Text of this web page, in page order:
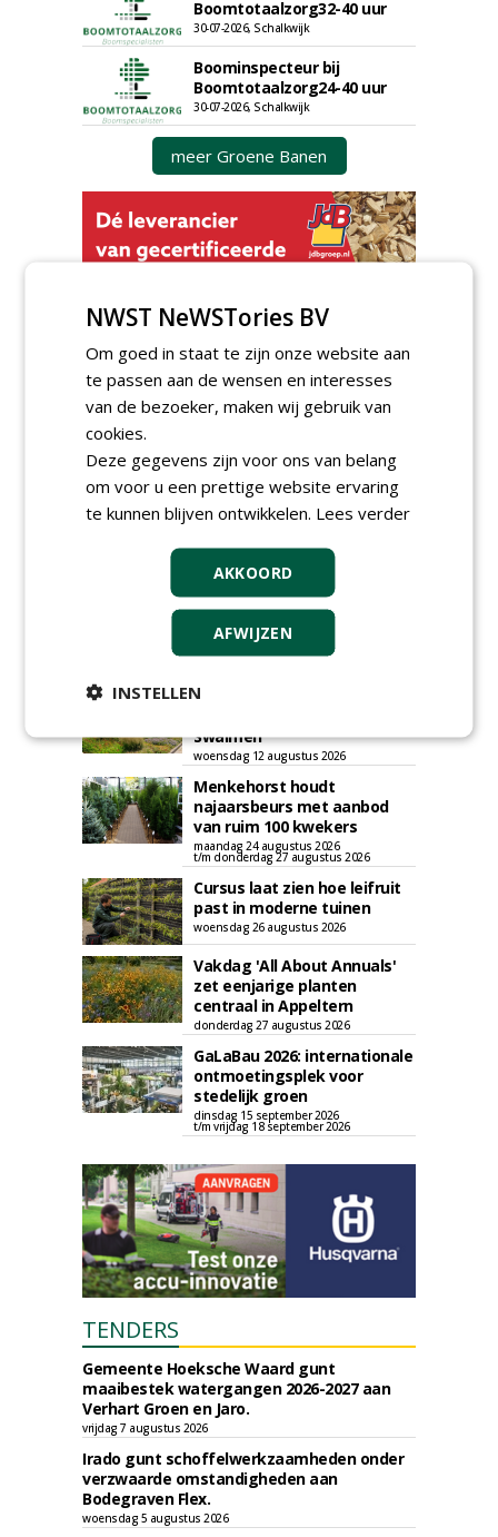
Boomtotaalzorg32-40 uur
30-07-2026, Schalkwijk
Boominspecteur bij
Boomtotaalzorg24-40 uur
30-07-2026, Schalkwijk
meer Groene Banen
GREEN OUTLET
Iedereen kan gratis kleine advertenties
plaatsen via zijn eigen account.
Plaats een gratis advertentie
AGENDA
Roadshow over
Swalmen
woensdag 12 augustus 2026
Menkehorst houdt
najaarsbeurs met aanbod
van ruim 100 kwekers
maandag 24 augustus 2026
t/m donderdag 27 augustus 2026
Cursus laat zien hoe leifruit
past in moderne tuinen
woensdag 26 augustus 2026
Vakdag 'All About Annuals'
zet eenjarige planten
centraal in Appeltern
donderdag 27 augustus 2026
GaLaBau 2026: internationale
ontmoetingsplek voor
stedelijk groen
dinsdag 15 september 2026
t/m vrijdag 18 september 2026
TENDERS
Gemeente Hoeksche Waard gunt
maaibestek watergangen 2026-2027 aan
Verhart Groen en Jaro.
vrijdag 7 augustus 2026
Irado gunt schoffelwerkzaamheden onder
verzwaarde omstandigheden aan
Bodegraven Flex.
woensdag 5 augustus 2026
NWST NeWSTories BV
Om goed in staat te zijn onze website aan
te passen aan de wensen en interesses
van de bezoeker, maken wij gebruik van
cookies.
Deze gegevens zijn voor ons van belang
om voor u een prettige website ervaring
te kunnen blijven ontwikkelen. Lees verder
AKKOORD
AFWIJZEN
INSTELLEN